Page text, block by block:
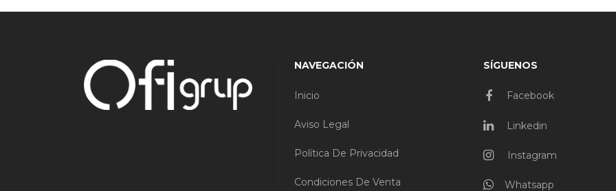
NAVEGACIÓN
Inicio
Aviso Legal
Política De Privacidad
Condiciones De Venta
SÍGUENOS
Facebook
Linkedin
Instagram
Whatsapp